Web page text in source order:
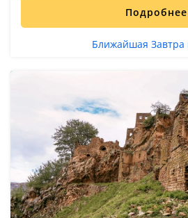
Подробнее
Ближайшая Завтра